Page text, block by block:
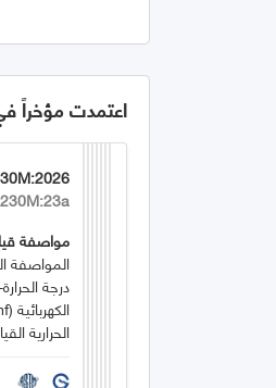
اعتمدت مؤخراً
مواصفة
المواصفة
درجة
الحرارية